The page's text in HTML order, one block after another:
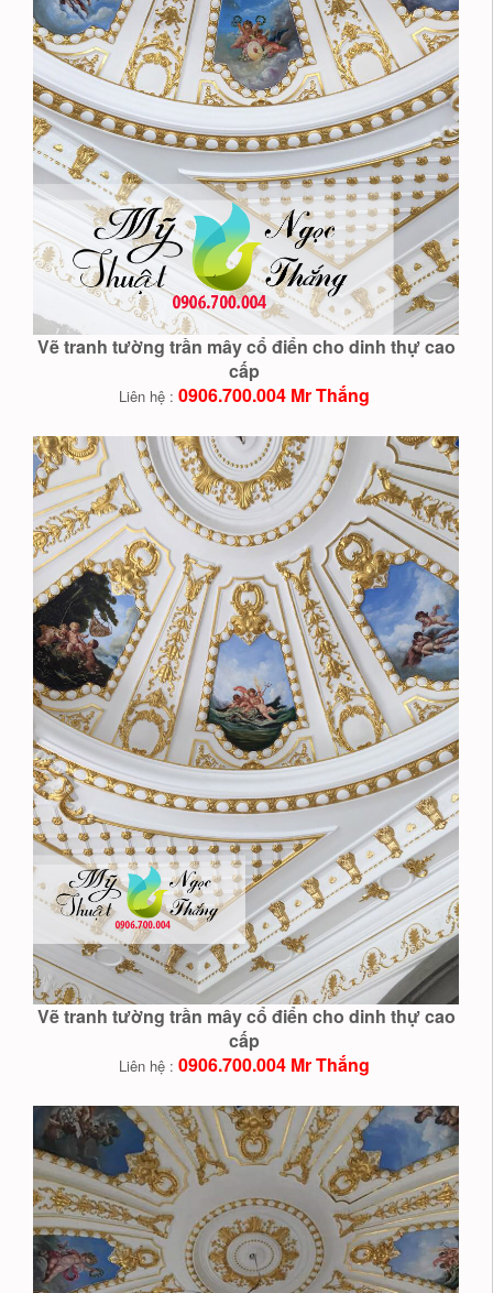
Vẽ tranh tường trần mây cổ điển cho dinh thự cao
cấp
Liên hệ : 0906.700.004 Mr Thắng
Vẽ tranh tường trần mây cổ điển cho dinh thự cao
cấp
Liên hệ : 0906.700.004 Mr Thắng